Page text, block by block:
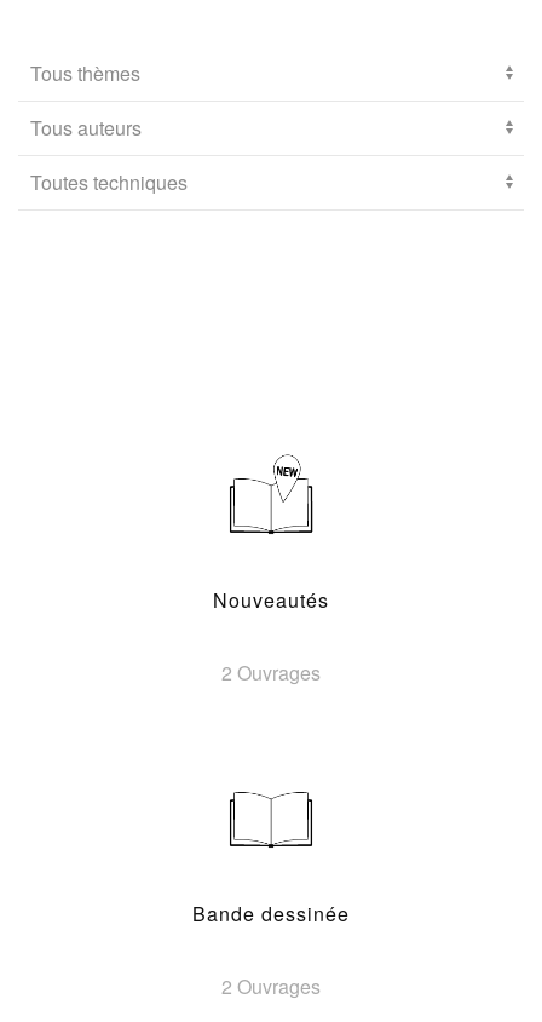
Nouveautés
2 Ouvrages
Bande dessinée
2 Ouvrages